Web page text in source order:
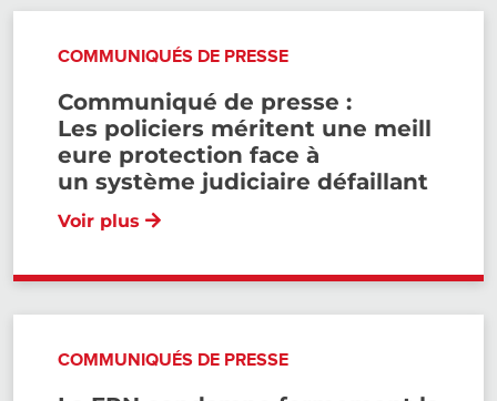
COMMUNIQUÉS DE PRESSE
Communiqué de presse :
Les policiers méritent une meill
eure protection face à
un système judiciaire défaillant
Voir plus
COMMUNIQUÉS DE PRESSE